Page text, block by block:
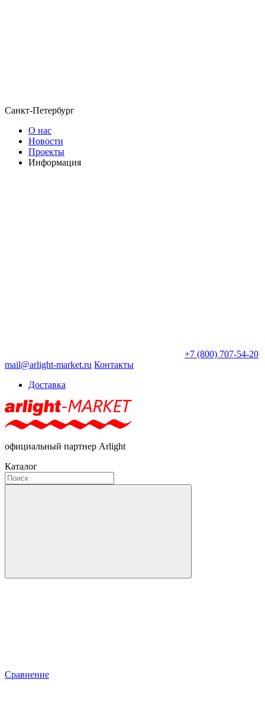
Санкт-Петербург
О нас
Новости
Проекты
Информация
+7 (800) 707-54-20
mail@arlight-market.ru Контакты
Доставка
официальный партнер Arlight
Каталог
Сравнение